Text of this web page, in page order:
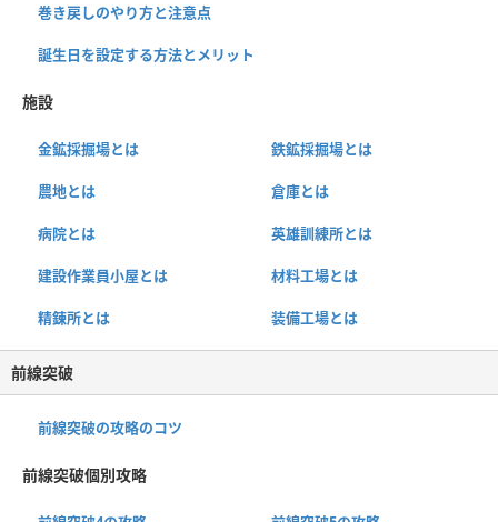
巻き戻しのやり方と注意点
誕生日を設定する方法とメリット
施設
金鉱採掘場とは 鉄鉱採掘場とは
農地とは 倉庫とは
病院とは 英雄訓練所とは
建設作業員小屋とは 材料工場とは
精錬所とは 装備工場とは
前線突破
前線突破の攻略のコツ
前線突破個別攻略